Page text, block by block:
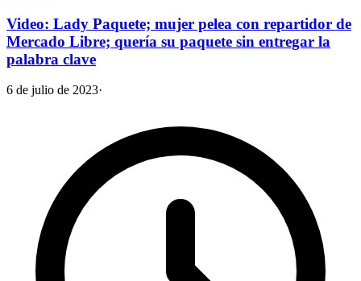
Video: Lady Paquete; mujer pelea con repartidor de
Mercado Libre; quería su paquete sin entregar la
palabra clave
6 de julio de 2023·